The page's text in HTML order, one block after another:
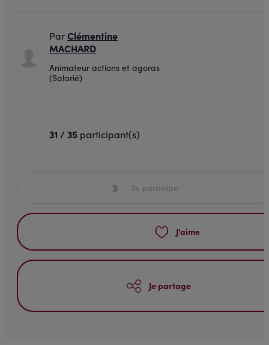
ParClémentine
MACHARD
Animateur actions et agoras
(Salarié)
31 / 35 participant(s)
Je participe
J'aime
Je partage